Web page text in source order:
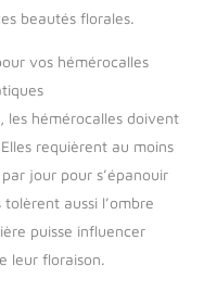
beautés florales.
vos hémérocalles
, les hémérocalles doivent
requièrent au moins
jour pour s’épanouir
aussi l’ombre
puisse influencer
leur floraison.